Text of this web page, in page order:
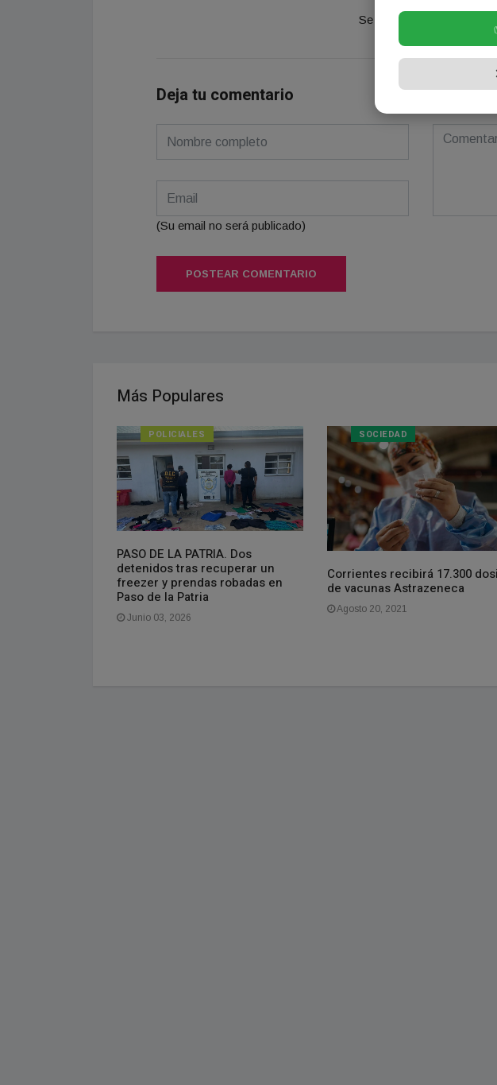
Se el primero en
Deja tu comentario
(Su email no será publicado)
POSTEAR COMENTARIO
Más Populares
POLICIALES
PASO DE LA PATRIA. Dos
detenidos tras recuperar un
freezer y prendas robadas en
Paso de la Patria
Junio 03, 2026
SOCIEDAD
Corrientes recibirá 17.300
de vacunas Astrazeneca
Agosto 20, 2021